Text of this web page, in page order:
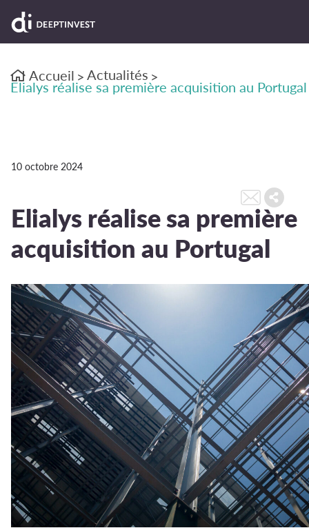
Accueil > Actualités >
Elialys réalise sa première acquisition au Portugal
10 octobre 2024
Elialys réalise sa première
acquisition au Portugal